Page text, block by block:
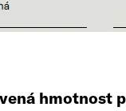
hmotnost
12 %